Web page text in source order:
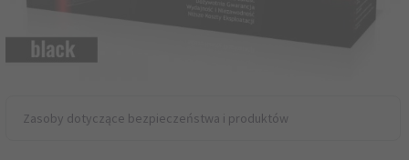
Zasoby dotyczące bezpieczeństwa i produktów